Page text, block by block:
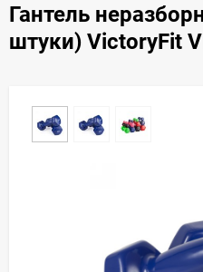
Гантель
штуки) VictoryFit